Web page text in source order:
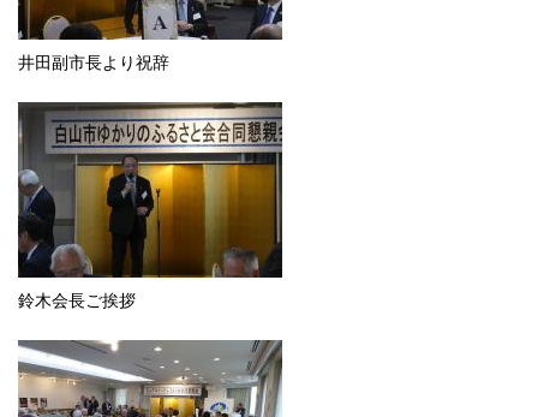
井田副市長より祝辞
鈴木会長ご挨拶